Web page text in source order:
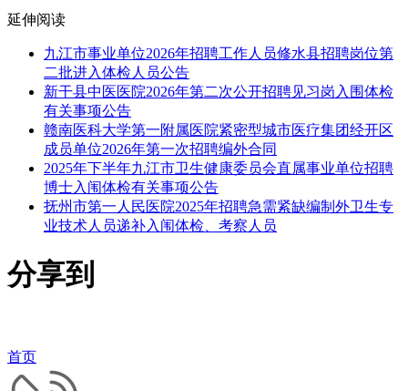
延伸阅读
九江市事业单位2026年招聘工作人员修水县招聘岗位第
二批进入体检人员公告
新干县中医医院2026年第二次公开招聘见习岗入围体检
有关事项公告
赣南医科大学第一附属医院紧密型城市医疗集团经开区
成员单位2026年第一次招聘编外合同
2025年下半年九江市卫生健康委员会直属事业单位招聘
博士入闱体检有关事项公告
抚州市第一人民医院2025年招聘急需紧缺编制外卫生专
业技术人员递补入闱体检、考察人员
分享到
首页